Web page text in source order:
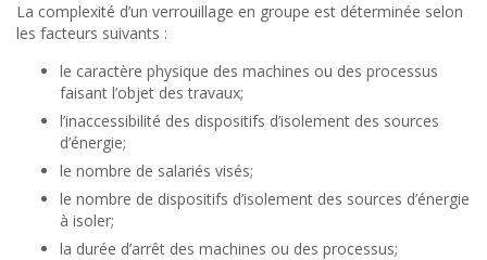
La complexité d’un verrouillage en groupe est déterminée selon
les facteurs suivants :
le caractère physique des machines ou des processus
faisant l’objet des travaux;
l’inaccessibilité des dispositifs d’isolement des sources
d’énergie;
le nombre de salariés visés;
le nombre de dispositifs d’isolement des sources d’énergie
à isoler;
la durée d’arrêt des machines ou des processus;